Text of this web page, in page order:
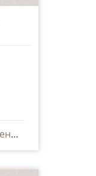
Просмотреть все сведения